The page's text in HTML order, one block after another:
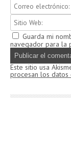
Guarda mi
navegador para la
Este sitio usa
procesan los datos